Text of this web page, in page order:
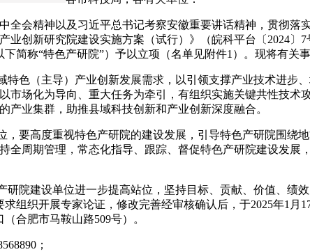
全会精神以及习近平总书记考察安徽重要讲话精神，贯彻
业创新研究院建设实施方案（试行）》（皖科平台〔2024
简称“特色产研院”）予以立项（名单见附件1）。现将有关
特色（主导）产业创新发展需求，以引领支撑产业技术进
市场化为导向、重大任务为牵引，有组织实施关键共性技
产业集群，助推县域科技创新和产业创新深度融合。
，要高度重视特色产研院的建设发展，引导特色产研院围绕
全周期管理，常态化指导、跟踪、督促特色产研院建设发
研院建设单位进一步提高站位，坚持目标、贡献、价值、
组织开展专家论证，修改完善经审核确认后，于2025年1
合肥市马鞍山路509号）。
；